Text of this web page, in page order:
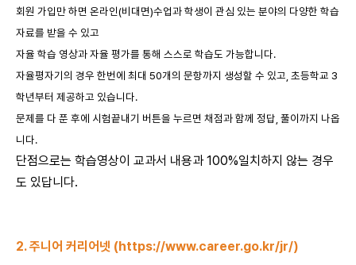
회원 가입만 하면 온라인(비대면)수업과 학생이 관심 있는 분야의 다양한 학습
자료를 받을 수 있고
자율 학습 영상과 자율 평가를 통해 스스로 학습도 가능합니다.
자율평자기의 경우 한번에 최대 50개의 문항까지 생성할 수 있고, 초등학교 3
학년부터 제공하고 있습니다.
문제를 다 푼 후에 시험끝내기 버튼을 누르면 채점과 함께 정답, 풀이까지 나옵
니다.
단점으로는 학습영상이 교과서 내용과 100%일치하지 않는 경우
도 있답니다.
2. 주니어 커리어넷 (https://www.career.go.kr/jr/)